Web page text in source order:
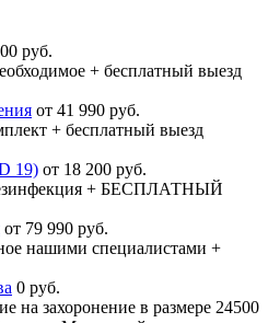
руб.
+ бесплатный выезд
от 41 990 руб.
+ бесплатный выезд
19) от 18 200 руб.
+ БЕСПЛАТНЫЙ
от 79 990 руб.
нашими специалистами +
0 руб.
на захоронение в размере 24500